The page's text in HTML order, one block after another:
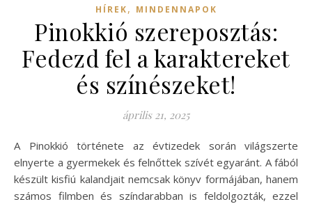
HÍREK, MINDENNAPOK
Pinokkió szereposztás:
Fedezd fel a karaktereket
és színészeket!
április 21, 2025
A Pinokkió története az évtizedek során világszerte
elnyerte a gyermekek és felnőttek szívét egyaránt. A fából
készült kisfiú kalandjait nemcsak könyv formájában, hanem
számos filmben és színdarabban is feldolgozták, ezzel